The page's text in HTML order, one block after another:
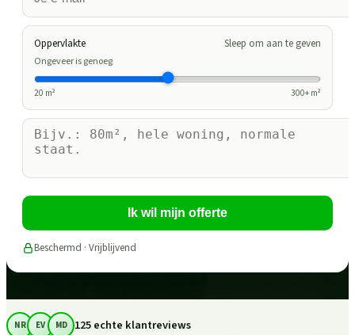
Oppervlakte Sleep om aan te geven
Ongeveer is genoeg
20 m² 300+ m²
Ik wil mijn offerte
Beschermd · Vrijblijvend
NR EV MD 125 echte klantreviews